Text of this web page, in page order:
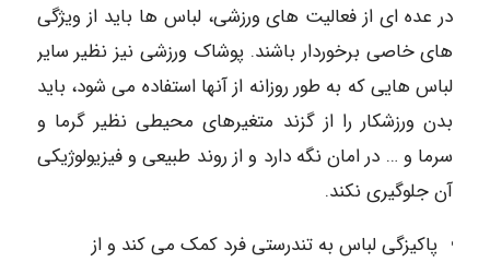
در عده ای از فعالیت های ورزشی، لباس ها باید از ویژگی
های خاصی برخوردار باشند. پوشاک ورزشی نیز نظیر سایر
لباس هایی که به طور روزانه از آنها استفاده می شود، باید
بدن ورزشکار را از گزند متغیرهای محیطی نظیر گرما و
سرما و … در امان نگه دارد و از روند طبیعی و فیزیولوژیکی
آن جلوگیری نکند.
پاکیزگی لباس به تندرستی فرد کمک می کند و از